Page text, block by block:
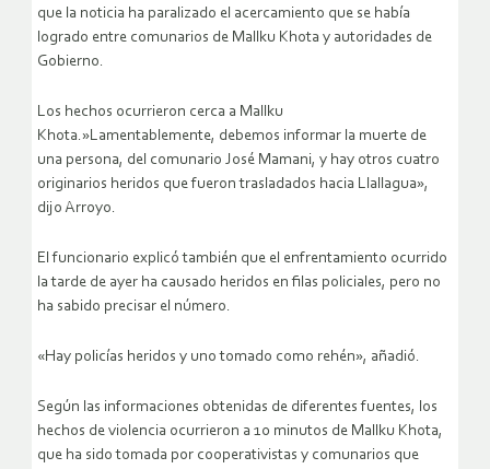
que la noticia ha paralizado el acercamiento que se había
logrado entre comunarios de Mallku Khota y autoridades de
Gobierno.
Los hechos ocurrieron cerca a Mallku
Khota.»Lamentablemente, debemos informar la muerte de
una persona, del comunario José Mamani, y hay otros cuatro
originarios heridos que fueron trasladados hacia Llallagua»,
dijo Arroyo.
El funcionario explicó también que el enfrentamiento ocurrido
la tarde de ayer ha causado heridos en filas policiales, pero no
ha sabido precisar el número.
«Hay policías heridos y uno tomado como rehén», añadió.
Según las informaciones obtenidas de diferentes fuentes, los
hechos de violencia ocurrieron a 10 minutos de Mallku Khota,
que ha sido tomada por cooperativistas y comunarios que